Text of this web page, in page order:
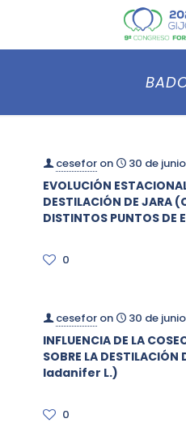
cesefor on 30 de
EVOLUCIÓN
DESTILACIÓN DE
DISTINTOS PUNTOS DE
0
cesefor on 30 de
INFLUENCIA DE LA
SOBRE LA
ladanifer L.)
0